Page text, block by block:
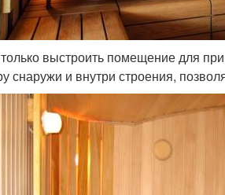
выстроить помещение для
снаружи и внутри строения,